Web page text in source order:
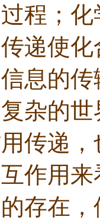
程；
递使
息的
杂的世
传递
作用
存在